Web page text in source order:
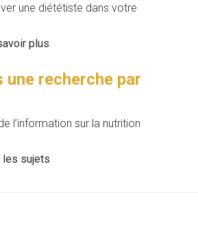
une diététiste dans votre
plus
une recherche par
l’information sur la nutrition
les sujets